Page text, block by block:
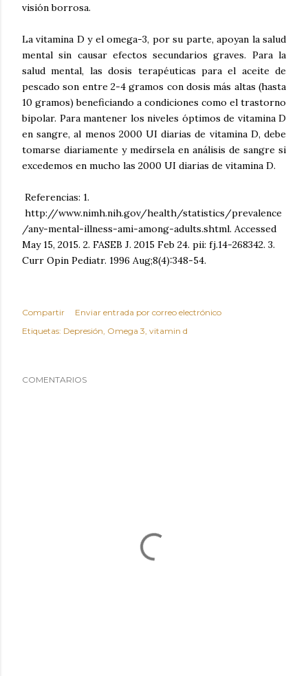
visión borrosa.
La vitamina D y el omega-3, por su parte, apoyan la salud
mental sin causar efectos secundarios graves. Para la
salud mental, las dosis terapéuticas para el aceite de
pescado son entre 2-4 gramos con dosis más altas (hasta
10 gramos) beneficiando a condiciones como el trastorno
bipolar. Para mantener los niveles óptimos de vitamina D
en sangre, al menos 2000 UI diarias de vitamina D, debe
tomarse diariamente y medírsela en análisis de sangre si
excedemos en mucho las 2000 UI diarias de vitamina D.
Referencias: 1.
http://www.nimh.nih.gov/health/statistics/prevalence
/any-mental-illness-ami-among-adults.shtml. Accessed
May 15, 2015. 2. FASEB J. 2015 Feb 24. pii: fj.14-268342. 3.
Curr Opin Pediatr. 1996 Aug;8(4):348-54.
Compartir
Enviar entrada por correo electrónico
Etiquetas: Depresión Omega 3 vitamin d
COMENTARIOS